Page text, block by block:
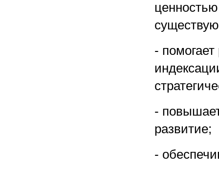
-
-
развитие;
-